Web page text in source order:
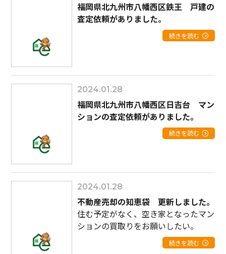
福岡県北九州市八幡西区鉄王 戸建の
査定依頼がありました。
続きを読む
2024.01.28
福岡県北九州市八幡西区日吉台 マン
ションの査定依頼がありました。
続きを読む
2024.01.28
不動産売却の知恵袋 更新しました。
住む予定がなく、空き家となったマン
ションの買取りをお願いしたい。
続きを読む